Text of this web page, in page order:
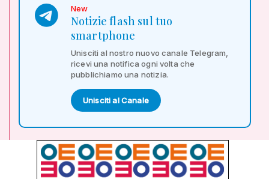
New
Notizie flash sul tuo
smartphone
Unisciti al nostro nuovo canale Telegram,
ricevi una notifica ogni volta che
pubblichiamo una notizia.
Unisciti al Canale